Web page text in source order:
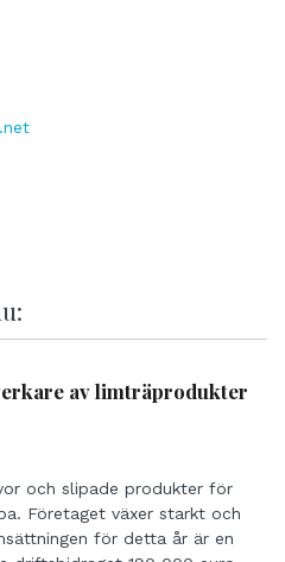
av limträprodukter
och slipade produkter för
Företaget växer starkt och
för detta år är en